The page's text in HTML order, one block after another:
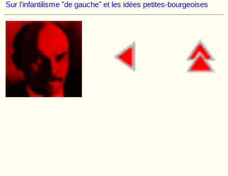
Sur l'infantilisme "de gauche" et les idées petites-bourgeoises